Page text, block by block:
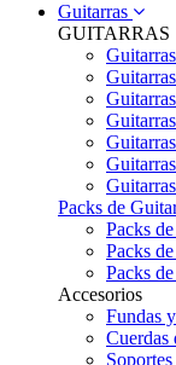
Guitarras
GUITARRAS
Packs de
Packs
Packs
Packs
Accesorios
Fundas
Cuerdas